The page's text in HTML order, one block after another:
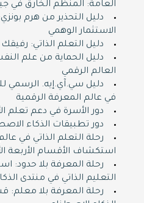
العامة: المنظم الخارق في
دليل التحذير من هرم
الاستثمار الوهمي
دليل التعلم الذاتي:
دليل الحماية من علم
العالم الرقمي
دليل سي.آي.إيه. الرسمي
في عالم المعرفة الرقمية
دور الأسرة في دعم تعلم
دور تطبيقات الذكاء
رحلة التعلم الذاتي في
استكشاف الأقسام الأربعة
رحلة المعرفة بلا
التعليم الذاتي في منتدى
رحلة المعرفة بلا معلم: